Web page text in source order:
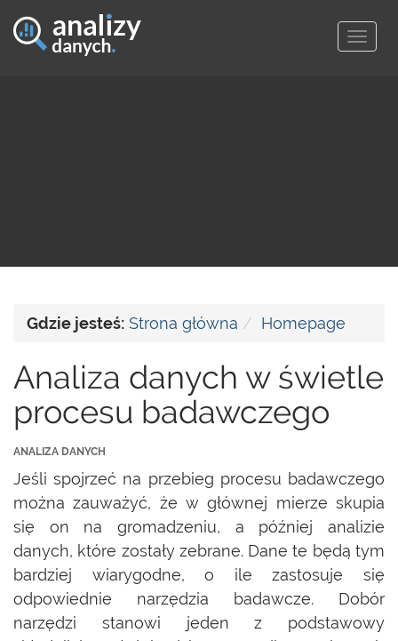
Gdzie jesteś: Strona główna Homepage
Analiza danych w świetle
procesu badawczego
ANALIZA DANYCH
Jeśli spojrzeć na przebieg procesu badawczego
można zauważyć, że w głównej mierze skupia
się on na gromadzeniu, a później analizie
danych, które zostały zebrane. Dane te będą tym
bardziej wiarygodne, o ile zastosuje się
odpowiednie narzędzia badawcze. Dobór
narzędzi stanowi jeden z podstawowy